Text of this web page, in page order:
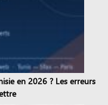
en 2026 ? Les erreurs